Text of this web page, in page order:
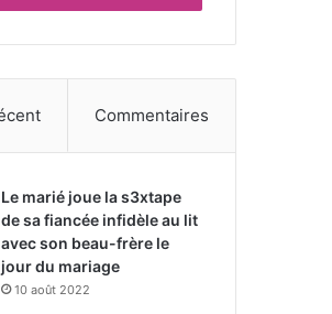
Commentaires
Le marié joue la s3xtape
de sa fiancée infidèle au lit
avec son beau-frère le
jour du mariage
10 août 2022